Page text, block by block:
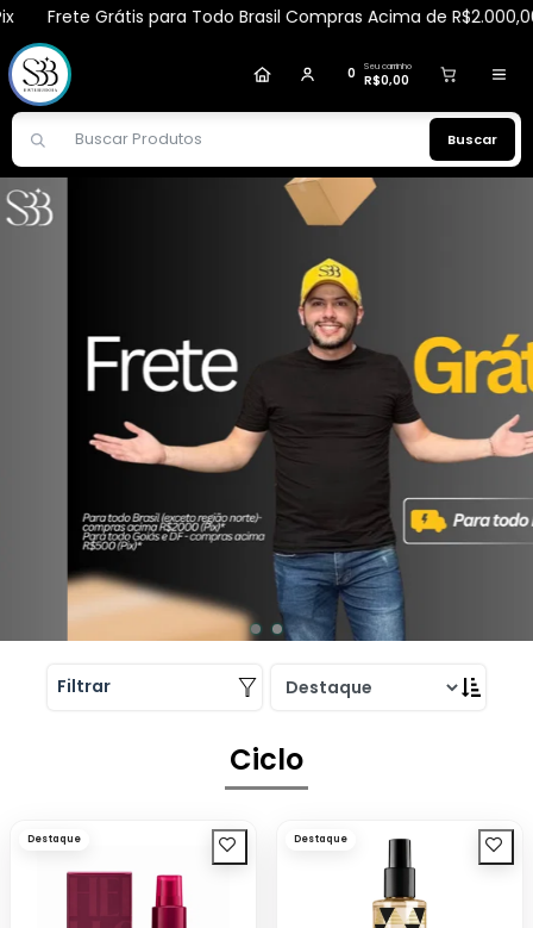
Frete Grátis para Todo Brasil Compras Acima de R$2.000,00
0 Seu carrinho
R$0,00
Buscar
Filtrar
Ciclo
Destaque Destaque
MiriancomprouKit Body Splash + Óleo Corporal +
Pedido de R$ 516,94